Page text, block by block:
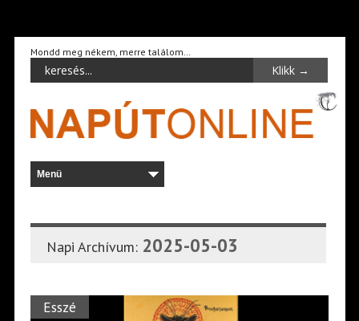
Mondd meg nékem, merre találom…
Napi Archívum: 2025-05-03
Esszé